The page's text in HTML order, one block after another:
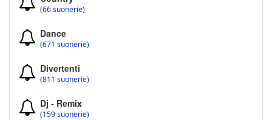
(66 suonerie)
Dance
(671 suonerie)
Divertenti
(811 suonerie)
Dj - Remix
(159 suonerie)